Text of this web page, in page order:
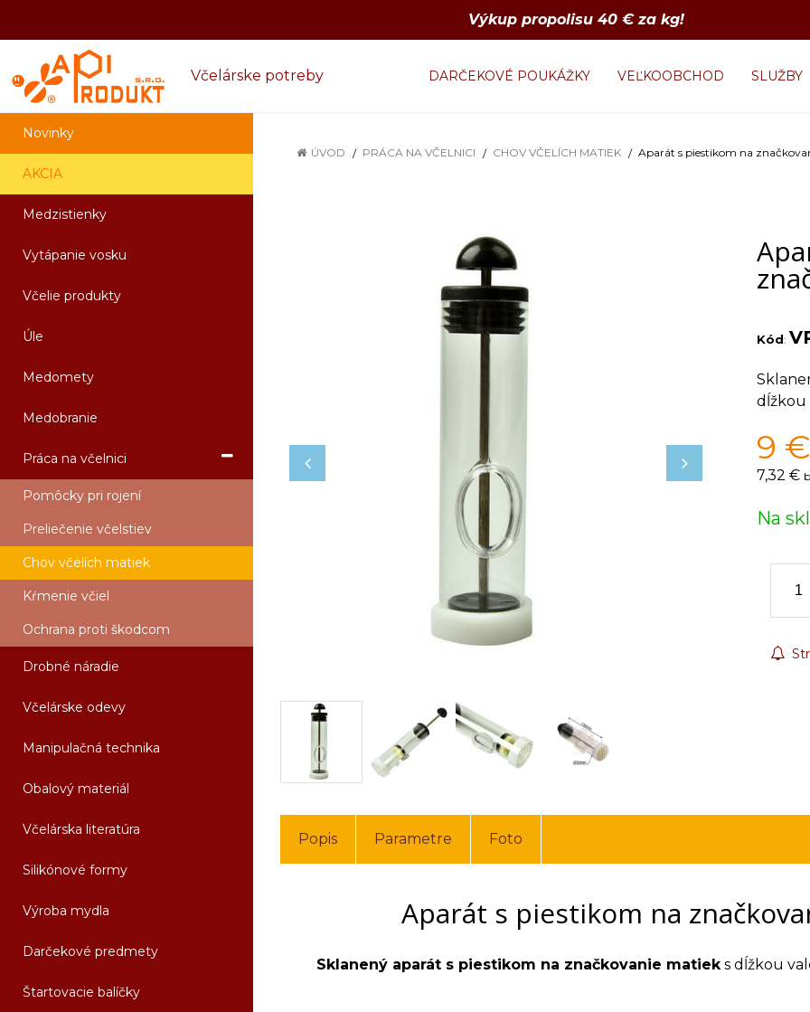
Výkup propolisu 40 € za kg!
Včelárske potreby DARČEKOVÉ POUKÁŽKY VEĽKOOBCHOD SLUŽBY
Novinky
AKCIA
Medzistienky
Vytápanie vosku
Včelie produkty
Úle
Medomety
Medobranie
Práca na včelnici
Pomôcky pri rojení
Preliečenie včelstiev
Chov včelích matiek
Kŕmenie včiel
Ochrana proti škodcom
Drobné náradie
Včelárske odevy
Manipulačná technika
Obalový materiál
Včelárska literatúra
Silikónové formy
Výroba mydla
Darčekové predmety
Štartovacie balíčky
ÚVOD PRÁCA NA VČELNICI CHOV VČELÍCH MATIEK Aparát s piestikom na
Kód:
dĺžkou
9 €
7,32 €
Na
Popis Parametre Foto
Aparát s piestikom na
Sklanený aparát s piestikom na značkovanie matieks dĺžkou